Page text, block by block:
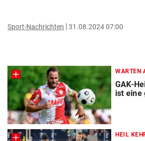
Sport-Nachrichten 31.08.2024 07:00
WARTEN
GAK-
ist eine
HEIL